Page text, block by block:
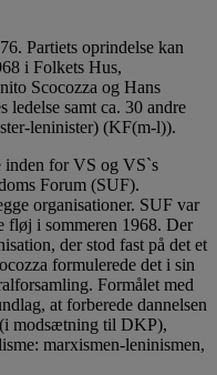
Partiets oprindelse kan
i Folkets Hus,
Scocozza og Hans
ledelse samt ca. 30 andre
leninister) (KF(m-l)).
inden for VS og VS`s
Forum (SUF).
organisationer. SUF var
fløj i sommeren 1968. Der
der stod fast på det et
formulerede det i sin
Formålet med
at forberede dannelsen
modsætning til DKP),
marxismen-leninismen,